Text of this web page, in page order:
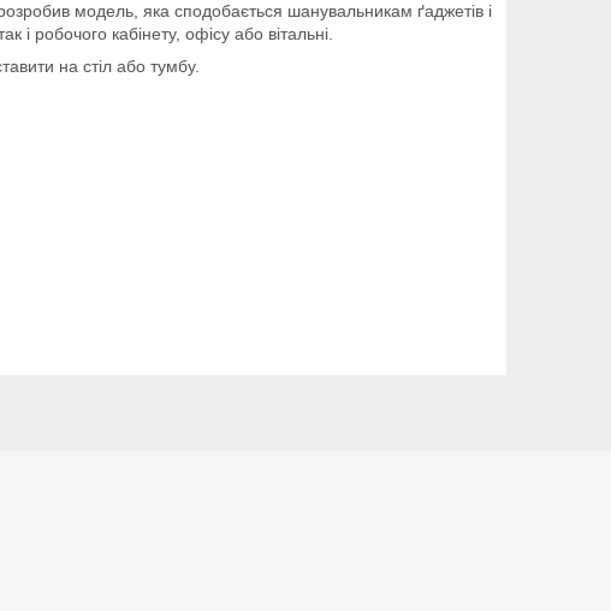
модель, яка сподобається шанувальникам ґаджетів і
і робочого кабінету, офісу або вітальні.
на стіл або тумбу.